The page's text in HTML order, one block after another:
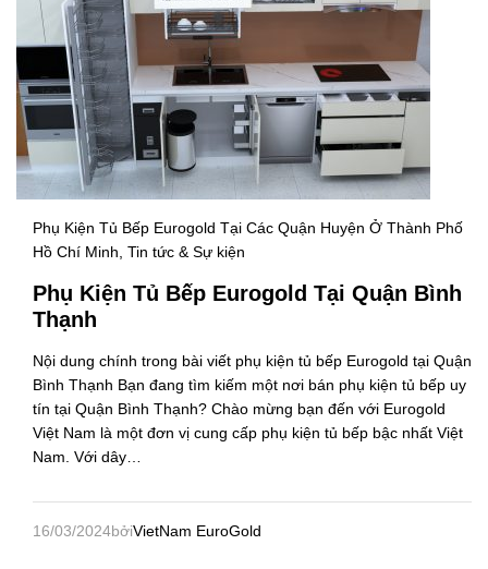
Phụ Kiện Tủ Bếp Eurogold Tại Các Quận Huyện Ở Thành Phố
Hồ Chí Minh, Tin tức & Sự kiện
Phụ Kiện Tủ Bếp Eurogold Tại Quận Bình
Thạnh
Nội dung chính trong bài viết phụ kiện tủ bếp Eurogold tại Quận
Bình Thạnh Bạn đang tìm kiếm một nơi bán phụ kiện tủ bếp uy
tín tại Quận Bình Thạnh? Chào mừng bạn đến với Eurogold
Việt Nam là một đơn vị cung cấp phụ kiện tủ bếp bậc nhất Việt
Nam. Với dây…
16/03/2024bởiVietNam EuroGold